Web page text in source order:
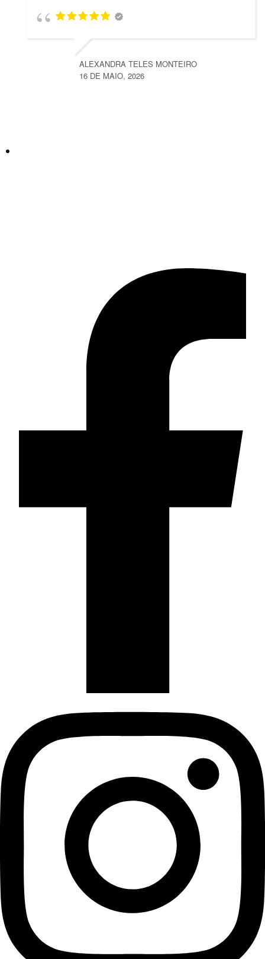
ALEXANDRA TELES MONTEIRO
16 DE MAIO, 2026